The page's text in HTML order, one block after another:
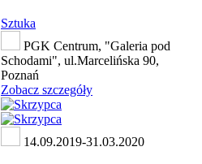
Sztuka
PGK Centrum, "Galeria pod
Schodami", ul.Marcelińska 90,
Poznań
Zobacz szczegóły
14.09.2019-31.03.2020